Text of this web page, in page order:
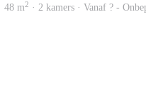
48 m2 · 2 kamers · Vanaf ? -